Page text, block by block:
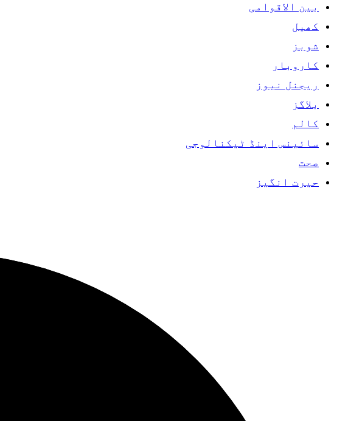
بین الاقوامی
کھیل
شوبز
کاروبار
ریجنل نیوز
بلاگز
کالم
سائینس اینڈ ٹیکنالوجی
صحت
حیرت انگیز